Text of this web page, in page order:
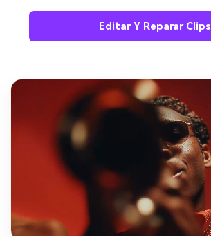
Editar Y Reparar Clips